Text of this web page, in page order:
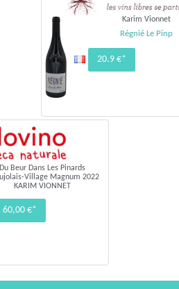
Karim Vionnet
Régnié Le Pinp
20.9 €*
Du Beur Dans Les Pinards
Village Magnum 2022
KARIM VIONNET
60,00 €*